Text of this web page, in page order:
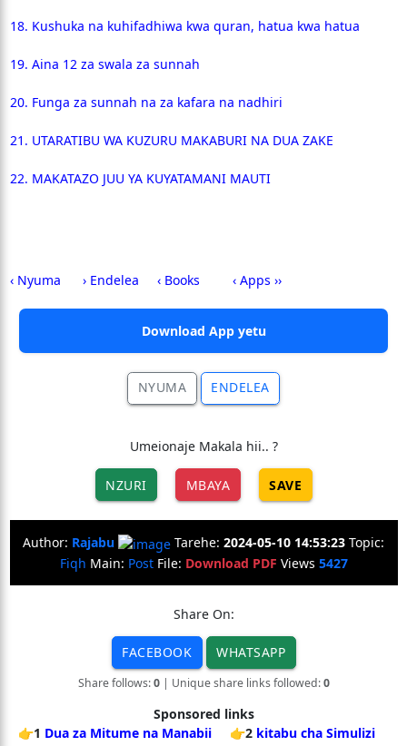
18. Kushuka na kuhifadhiwa kwa quran, hatua kwa hatua
19. Aina 12 za swala za sunnah
20. Funga za sunnah na za kafara na nadhiri
21. UTARATIBU WA KUZURU MAKABURI NA DUA ZAKE
22. MAKATAZO JUU YA KUYATAMANI MAUTI
‹ Nyuma › Endelea ‹ Books ‹ Apps ››
Download App yetu
NYUMA ENDELEA
Umeionaje Makala hii.. ?
NZURI MBAYA SAVE
Author: Rajabu Tarehe: 2024-05-10 14:53:23 Topic:
Fiqh Main: PostFile: Download PDF Views 5427
Share On:
FACEBOOK WHATSAPP
Share follows:0| Unique share links followed:0
Sponsored links
👉1 Dua za Mitume na Manabii 👉2 kitabu cha Simulizi